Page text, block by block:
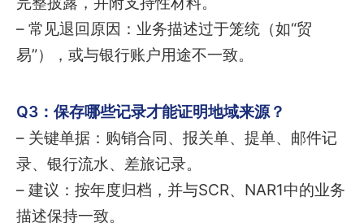
– 常见退回原因：业务描述过于笼统（如“贸
易”），或与银行账户用途不一致。
Q3：保存哪些记录才能证明地域来源？
– 关键单据：购销合同、报关单、提单、邮件记
录、银行流水、差旅记录。
– 建议：按年度归档，并与SCR、NAR1中的业务
描述保持一致。